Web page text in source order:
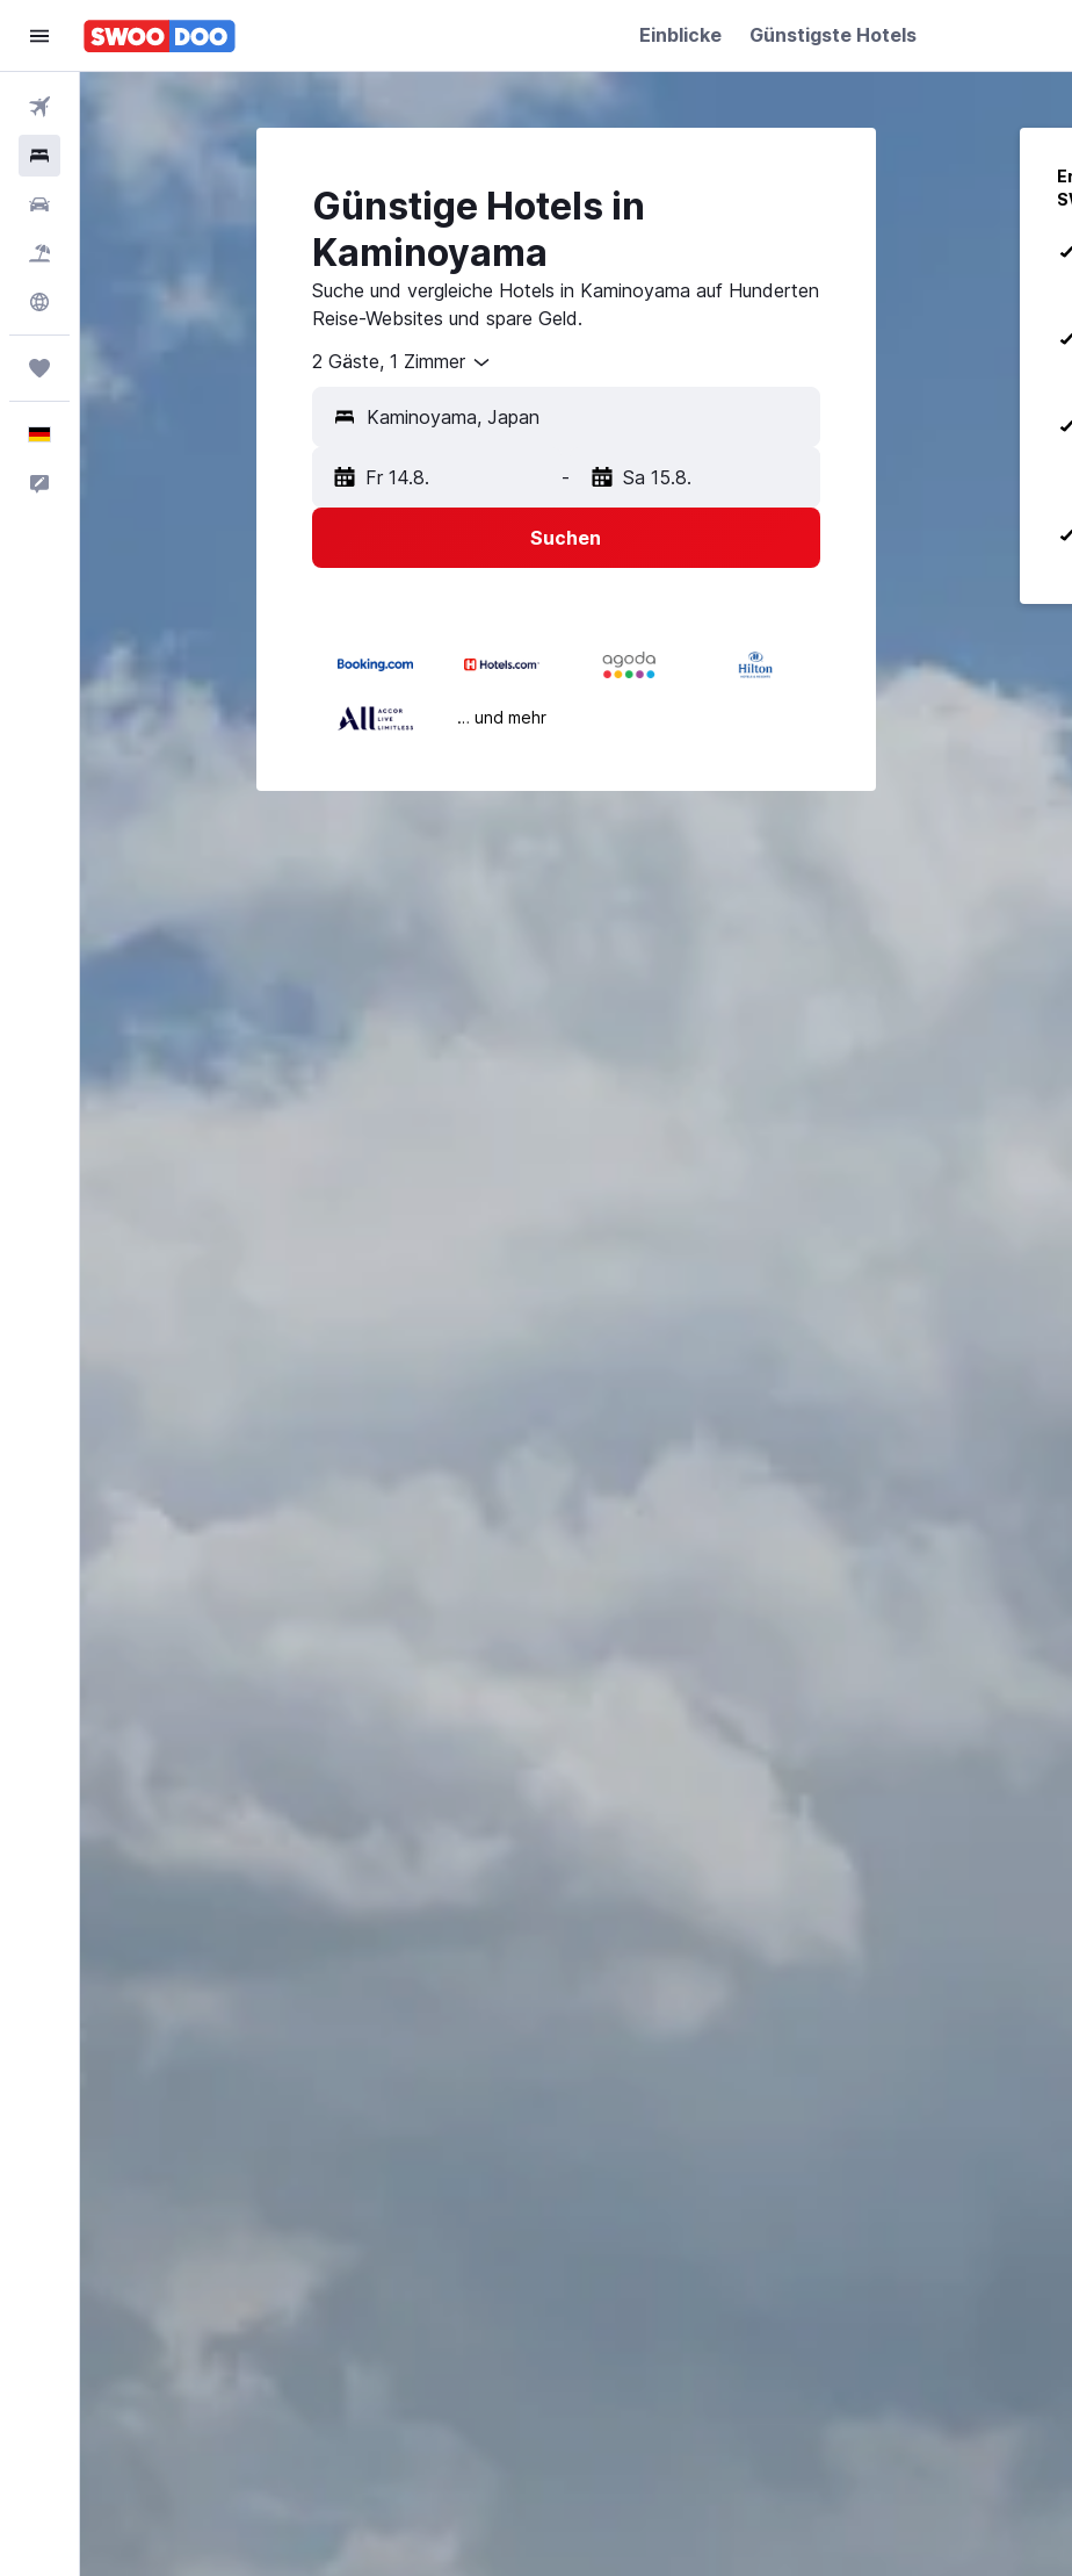
Einblicke Günstigste Hotels
Günstige Hotels in
Kaminoyama
Suche und vergleiche Hotels in Kaminoyama auf Hunderten
Reise-Websites und spare Geld.
2 Gäste, 1 Zimmer
Fr 14.8. - Sa 15.8.
Suchen
… und mehr